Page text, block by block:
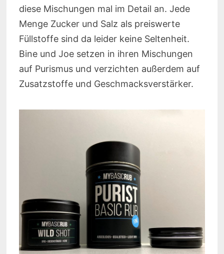
diese Mischungen mal im Detail an. Jede
Menge Zucker und Salz als preiswerte
Füllstoffe sind da leider keine Seltenheit.
Bine und Joe setzen in ihren Mischungen
auf Purismus und verzichten außerdem auf
Zusatzstoffe und Geschmacksverstärker.